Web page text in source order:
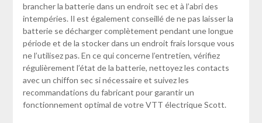
brancher la batterie dans un endroit sec et à l’abri des
intempéries. Il est également conseillé de ne pas laisser la
batterie se décharger complètement pendant une longue
période et de la stocker dans un endroit frais lorsque vous
ne l’utilisez pas. En ce qui concerne l’entretien, vérifiez
régulièrement l’état de la batterie, nettoyez les contacts
avec un chiffon sec si nécessaire et suivez les
recommandations du fabricant pour garantir un
fonctionnement optimal de votre VTT électrique Scott.